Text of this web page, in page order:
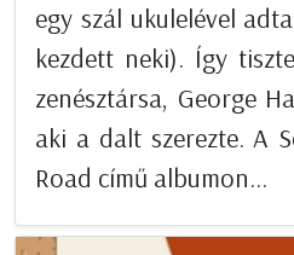
egy szál ukulelével
kezdett neki). Így
zenésztársa, George
aki a dalt szerezte. A
Road című albumon...